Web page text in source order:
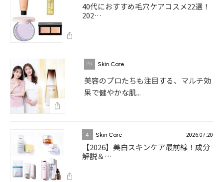
40代におすすめ毛穴ケアコスメ22選！
202…
Skin Care
美容のプロたちも注目する、マルチ効
果で健やかな肌...
4 Skin Care 2026.07.20
【2026】美白スキンケア最前線！成分
解説＆…